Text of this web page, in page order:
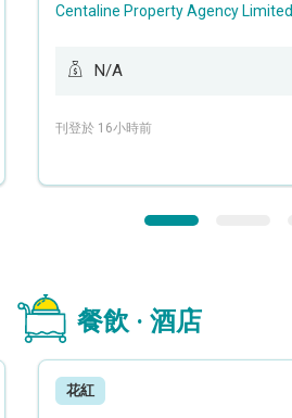
Centaline Property Agency Limited
N/A
刊登於 16小時前
餐飲 · 酒店
花紅